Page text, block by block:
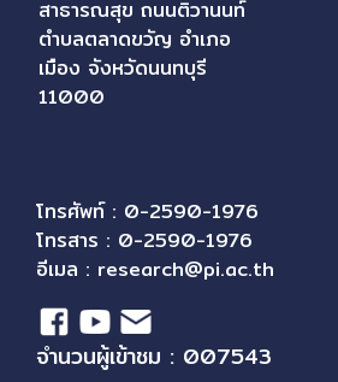
สาธารณสุข ถนนติวานนท์
ตำบลตลาดขวัญ อำเภอ
เมือง จังหวัดนนทบุรี
11000
โทรศัพท์ : 0-2590-1976
โทรสาร : 0-2590-1976
อีเมล : research@pi.ac.th
จำนวนผู้เข้าชม : 007543